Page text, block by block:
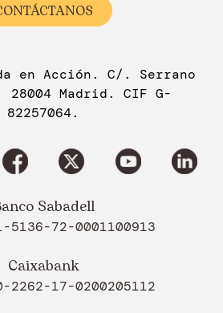
en Acción. C/. Serrano
28004 Madrid. CIF G-
82257064.
Sabadell
5136-72-0001100913
Caixabank
2262-17-0200205112